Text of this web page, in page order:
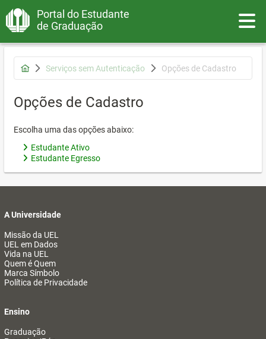
Portal do Estudante
de Graduação
Serviços sem Autenticação Opções de Cadastro
Opções de Cadastro
Escolha uma das opções abaixo:
Estudante Ativo
Estudante Egresso
A Universidade
Missão da UEL
UEL em Dados
Vida na UEL
Quem é Quem
Marca Símbolo
Política de Privacidade
Ensino
Graduação